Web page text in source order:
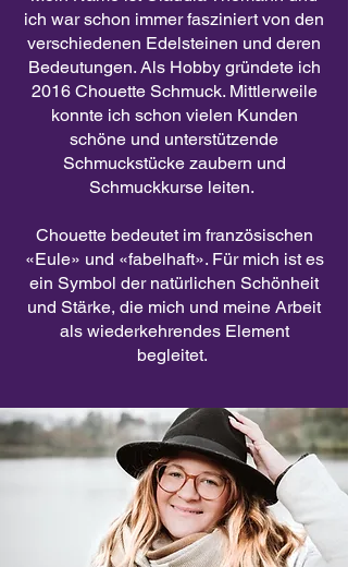
ich war schon immer fasziniert von den
verschiedenen Edelsteinen und deren
Bedeutungen. Als Hobby gründete ich
2016 Chouette Schmuck. Mittlerweile
konnte ich schon vielen Kunden
schöne und unterstützende
Schmuckstücke zaubern und
Schmuckkurse leiten.
Chouette bedeutet im französischen
«Eule» und «fabelhaft». Für mich ist es
ein Symbol der natürlichen Schönheit
und Stärke, die mich und meine Arbeit
als wiederkehrendes Element
begleitet.